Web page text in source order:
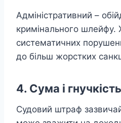
Адміністративний –
кримінального шлейфу.
систематичних
до більш жорстких
4. Сума і гнучкість
Судовий штраф